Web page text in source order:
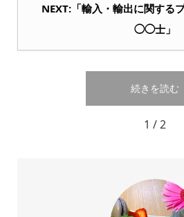
NEXT:「輸入・輸出に関する
◯◯士」
続きを読む
1 / 2